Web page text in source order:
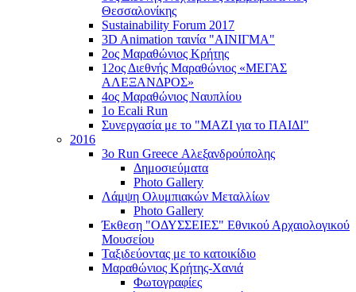
Θεσσαλονίκης
Sustainability Forum 2017
3D Animation ταινία "ΑΙΝΙΓΜΑ"
2ος Μαραθώνιος Κρήτης
12ος Διεθνής Μαραθώνιος «ΜΕΓΑΣ
ΑΛΕΞΑΝΔΡΟΣ»
4ος Μαραθώνιος Ναυπλίου
1ο Ecali Run
Συνεργασία με το "ΜΑΖΙ για το ΠΑΙΔΙ"
2016
3ο Run Greece Αλεξανδρούπολης
Δημοσιεύματα
Photo Gallery
Λάμψη Ολυμπιακών Μεταλλίων
Photo Gallery
Έκθεση "ΟΔΥΣΣΕΙΕΣ" Εθνικού Αρχαιολογικού
Μουσείου
Ταξιδεύοντας με το κατοικίδιο
Μαραθώνιος Κρήτης-Χανιά
Φωτογραφίες